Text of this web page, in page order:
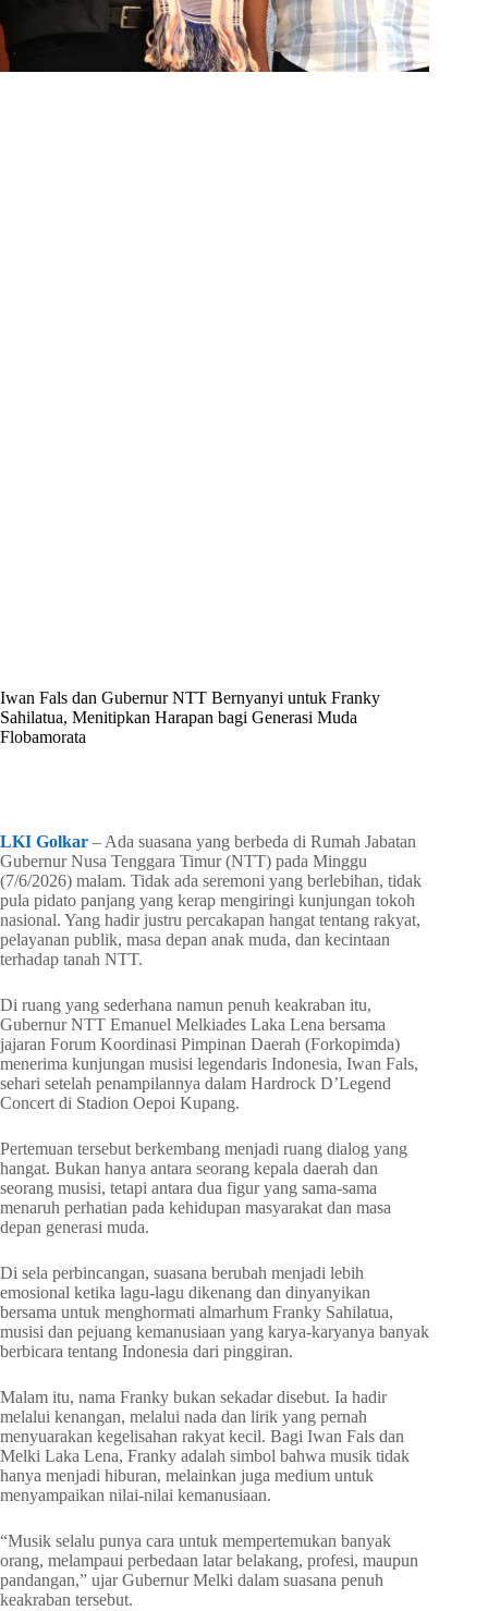
Iwan Fals dan Gubernur NTT Bernyanyi untuk Franky
Sahilatua, Menitipkan Harapan bagi Generasi Muda
Flobamorata
LKI Golkar – Ada suasana yang berbeda di Rumah Jabatan
Gubernur Nusa Tenggara Timur (NTT) pada Minggu
(7/6/2026) malam. Tidak ada seremoni yang berlebihan, tidak
pula pidato panjang yang kerap mengiringi kunjungan tokoh
nasional. Yang hadir justru percakapan hangat tentang rakyat,
pelayanan publik, masa depan anak muda, dan kecintaan
terhadap tanah NTT.
Di ruang yang sederhana namun penuh keakraban itu,
Gubernur NTT Emanuel Melkiades Laka Lena bersama
jajaran Forum Koordinasi Pimpinan Daerah (Forkopimda)
menerima kunjungan musisi legendaris Indonesia, Iwan Fals,
sehari setelah penampilannya dalam Hardrock D’Legend
Concert di Stadion Oepoi Kupang.
Pertemuan tersebut berkembang menjadi ruang dialog yang
hangat. Bukan hanya antara seorang kepala daerah dan
seorang musisi, tetapi antara dua figur yang sama-sama
menaruh perhatian pada kehidupan masyarakat dan masa
depan generasi muda.
Di sela perbincangan, suasana berubah menjadi lebih
emosional ketika lagu-lagu dikenang dan dinyanyikan
bersama untuk menghormati almarhum Franky Sahilatua,
musisi dan pejuang kemanusiaan yang karya-karyanya banyak
berbicara tentang Indonesia dari pinggiran.
Malam itu, nama Franky bukan sekadar disebut. Ia hadir
melalui kenangan, melalui nada dan lirik yang pernah
menyuarakan kegelisahan rakyat kecil. Bagi Iwan Fals dan
Melki Laka Lena, Franky adalah simbol bahwa musik tidak
hanya menjadi hiburan, melainkan juga medium untuk
menyampaikan nilai-nilai kemanusiaan.
“Musik selalu punya cara untuk mempertemukan banyak
orang, melampaui perbedaan latar belakang, profesi, maupun
pandangan,” ujar Gubernur Melki dalam suasana penuh
keakraban tersebut.